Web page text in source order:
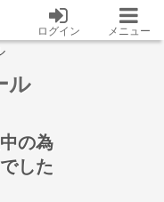
ログイン メニュー
ル
の為
した